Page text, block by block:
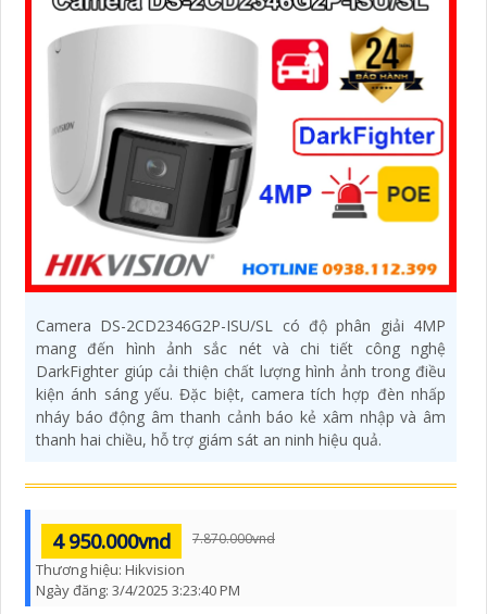
Camera DS-2CD2346G2P-ISU/SL có độ phân giải 4MP
mang đến hình ảnh sắc nét và chi tiết công nghệ
DarkFighter giúp cải thiện chất lượng hình ảnh trong điều
kiện ánh sáng yếu. Đặc biệt, camera tích hợp đèn nhấp
nháy báo động âm thanh cảnh báo kẻ xâm nhập và âm
thanh hai chiều, hỗ trợ giám sát an ninh hiệu quả.
4 950.000vnd 7.870.000vnd
Thương hiệu: Hikvision
Ngày đăng: 3/4/2025 3:23:40 PM